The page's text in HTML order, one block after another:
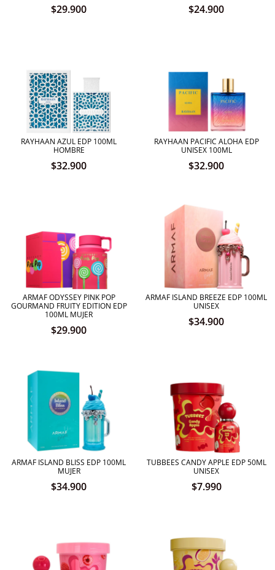
$29.900 $24.900
RAYHAAN AZUL EDP 100ML
HOMBRE
$32.900
RAYHAAN PACIFIC ALOHA EDP
UNISEX 100ML
$32.900
ARMAF ODYSSEY PINK POP
GOURMAND FRUITY EDITION EDP
100ML MUJER
$29.900
ARMAF ISLAND BREEZE EDP 100ML
UNISEX
$34.900
ARMAF ISLAND BLISS EDP 100ML
MUJER
$34.900
TUBBEES CANDY APPLE EDP 50ML
UNISEX
$7.990